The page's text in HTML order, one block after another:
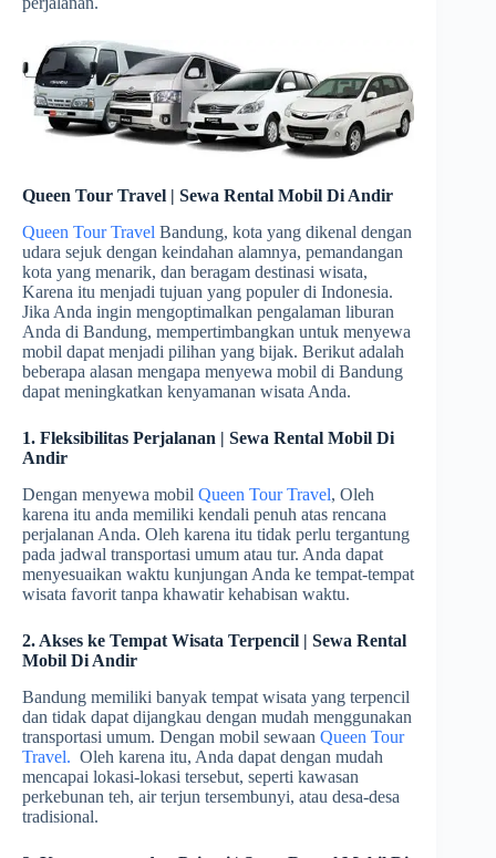
Queen Tour Travel | Sewa Rental Mobil Di Andir
Queen Tour Travel Bandung, kota yang dikenal dengan
udara sejuk dengan keindahan alamnya, pemandangan
kota yang menarik, dan beragam destinasi wisata,
Karena itu menjadi tujuan yang populer di Indonesia.
Jika Anda ingin mengoptimalkan pengalaman liburan
Anda di Bandung, mempertimbangkan untuk menyewa
mobil dapat menjadi pilihan yang bijak. Berikut adalah
beberapa alasan mengapa menyewa mobil di Bandung
dapat meningkatkan kenyamanan wisata Anda.
1. Fleksibilitas Perjalanan | Sewa Rental Mobil Di
Andir
Dengan menyewa mobil Queen Tour Travel, Oleh
karena itu anda memiliki kendali penuh atas rencana
perjalanan Anda. Oleh karena itu tidak perlu tergantung
pada jadwal transportasi umum atau tur. Anda dapat
menyesuaikan waktu kunjungan Anda ke tempat-tempat
wisata favorit tanpa khawatir kehabisan waktu.
2. Akses ke Tempat Wisata Terpencil | Sewa Rental
Mobil Di Andir
Bandung memiliki banyak tempat wisata yang terpencil
dan tidak dapat dijangkau dengan mudah menggunakan
transportasi umum. Dengan mobil sewaan Queen Tour
Travel. Oleh karena itu, Anda dapat dengan mudah
mencapai lokasi-lokasi tersebut, seperti kawasan
perkebunan teh, air terjun tersembunyi, atau desa-desa
tradisional.